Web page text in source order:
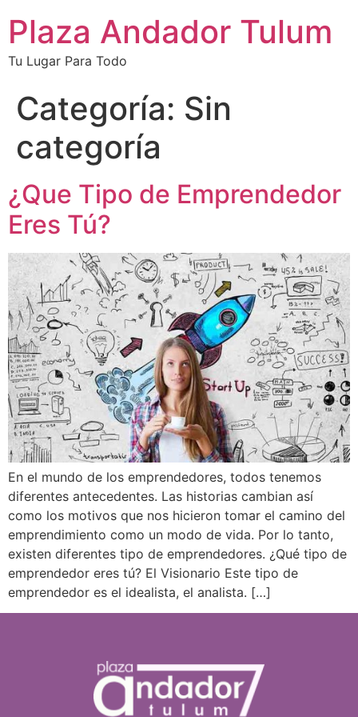
Plaza Andador Tulum
Tu Lugar Para Todo
Categoría: Sin
categoría
¿Que Tipo de Emprendedor
Eres Tú?
En el mundo de los emprendedores, todos tenemos
diferentes antecedentes. Las historias cambian así
como los motivos que nos hicieron tomar el camino del
emprendimiento como un modo de vida. Por lo tanto,
existen diferentes tipo de emprendedores. ¿Qué tipo de
emprendedor eres tú? El Visionario Este tipo de
emprendedor es el idealista, el analista. […]